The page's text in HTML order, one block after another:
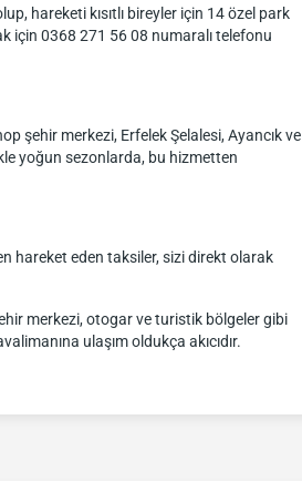
hareketi kısıtlı bireyler için 14 özel park
için 0368 271 56 08 numaralı telefonu
şehir merkezi, Erfelek Şelalesi, Ayancık ve
yoğun sezonlarda, bu hizmetten
hareket eden taksiler, sizi direkt olarak
merkezi, otogar ve turistik bölgeler gibi
ulaşım oldukça akıcıdır.